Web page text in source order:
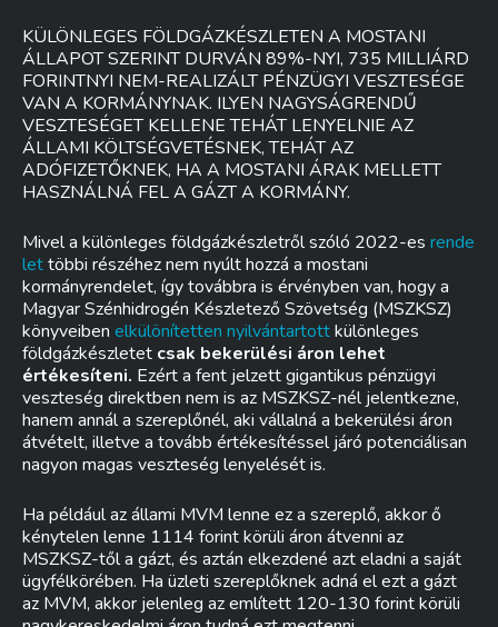
KÜLÖNLEGES FÖLDGÁZKÉSZLETEN A MOSTANI
ÁLLAPOT SZERINT DURVÁN 89%-NYI, 735 MILLIÁRD
FORINTNYI NEM-REALIZÁLT PÉNZÜGYI VESZTESÉGE
VAN A KORMÁNYNAK. ILYEN NAGYSÁGRENDŰ
VESZTESÉGET KELLENE TEHÁT LENYELNIE AZ
ÁLLAMI KÖLTSÉGVETÉSNEK, TEHÁT AZ
ADÓFIZETŐKNEK, HA A MOSTANI ÁRAK MELLETT
HASZNÁLNÁ FEL A GÁZT A KORMÁNY.
Mivel a különleges földgázkészletről szóló 2022-es rende
lettöbbi részéhez nem nyúlt hozzá a mostani
kormányrendelet, így továbbra is érvényben van, hogy a
Magyar Szénhidrogén Készletező Szövetség (MSZKSZ)
könyveiben elkülönítetten nyilvántartottkülönleges
földgázkészletet csak bekerülési áron lehet
értékesíteni. Ezért a fent jelzett gigantikus pénzügyi
veszteség direktben nem is az MSZKSZ-nél jelentkezne,
hanem annál a szereplőnél, aki vállalná a bekerülési áron
átvételt, illetve a tovább értékesítéssel járó potenciálisan
nagyon magas veszteség lenyelését is.
Ha például az állami MVM lenne ez a szereplő, akkor ő
kénytelen lenne 1114 forint körüli áron átvenni az
MSZKSZ-től a gázt, és aztán elkezdené azt eladni a saját
ügyfélkörében. Ha üzleti szereplőknek adná el ezt a gázt
az MVM, akkor jelenleg az említett 120-130 forint körüli